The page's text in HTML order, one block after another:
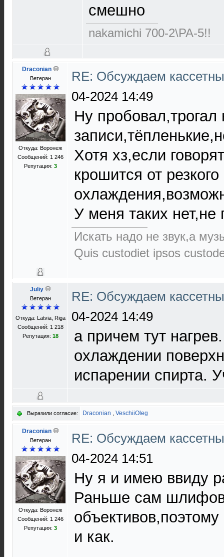
смешно
nakamichi 700-2\PA-5!!
Draconian
Ветеран
Откуда: Воронеж
Сообщений: 1 246
Репутация: 3
RE: Обсуждаем
04-2024 14:49
Ну пробовал,трогал
Хотя хз,если
крошится от резкого
У меня таких нет,не
Искать надо не звук,а
Quis custodiet ipsos
Juliy
Ветеран
Откуда: Latvia, Riga
Сообщений: 1 218
Репутация: 18
RE: Обсуждаем
04-2024 14:49
а причем тут
охлаждении
испарении спирта.
Выразили согласие: Draconian , VeschiiOleg
Draconian
Ветеран
Откуда: Воронеж
Сообщений: 1 246
Репутация: 3
RE: Обсуждаем
04-2024 14:51
Ну я и имею ввиду
Раньше сам
и как.